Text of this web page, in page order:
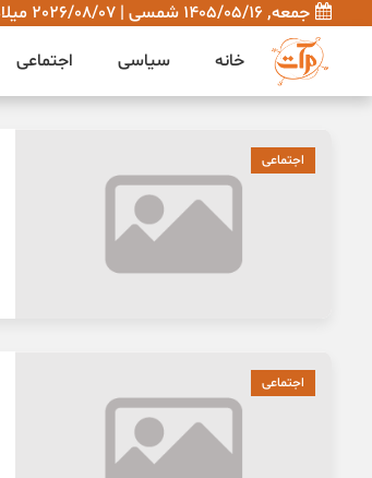
جمعه, 1405/05/16 شمسی | 2026/08/07 میلادی
خانه
سیاسی اجتماعی
اجتماعی
اجتماعی